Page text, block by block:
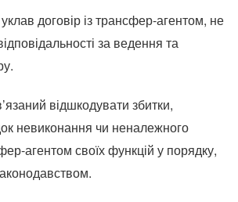
договір із трансфер-агентом, не
за ведення та
відшкодувати збитки,
невиконання чи неналежного
агентом своїх функцій у порядку,